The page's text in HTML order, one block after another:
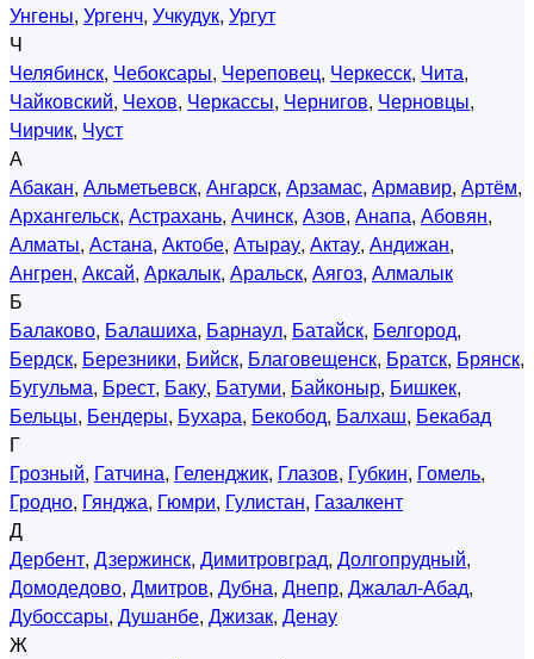
Унгены, Ургенч, Учкудук, Ургут
Ч
Челябинск, Чебоксары, Череповец, Черкесск, Чита,
Чайковский, Чехов, Черкассы, Чернигов, Черновцы,
Чирчик, Чуст
А
Абакан, Альметьевск, Ангарск, Арзамас, Армавир, Артём,
Архангельск, Астрахань, Ачинск, Азов, Анапа, Абовян,
Алматы, Астана, Актобе, Атырау, Актау, Андижан,
Ангрен, Аксай, Аркалык, Аральск, Аягоз, Алмалык
Б
Балаково, Балашиха, Барнаул, Батайск, Белгород,
Бердск, Березники, Бийск, Благовещенск, Братск, Брянск,
Бугульма, Брест, Баку, Батуми, Байконыр, Бишкек,
Бельцы, Бендеры, Бухара, Бекобод, Балхаш, Бекабад
Г
Грозный, Гатчина, Геленджик, Глазов, Губкин, Гомель,
Гродно, Гянджа, Гюмри, Гулистан, Газалкент
Д
Дербент, Дзержинск, Димитровград, Долгопрудный,
Домодедово, Дмитров, Дубна, Днепр, Джалал-Абад,
Дубоссары, Душанбе, Джизак, Денау
Ж